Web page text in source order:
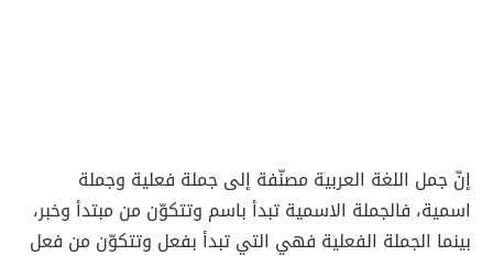
إنّ جمل اللغة العربية مصنّفة إلى جملة فعلية وجملة
اسمية، فالجملة الاسمية تبدأ باسم وتتكوّن من مبتدأ وخبر،
بينما الجملة الفعلية فهي التي تبدأ بفعل وتتكوّن من فعل